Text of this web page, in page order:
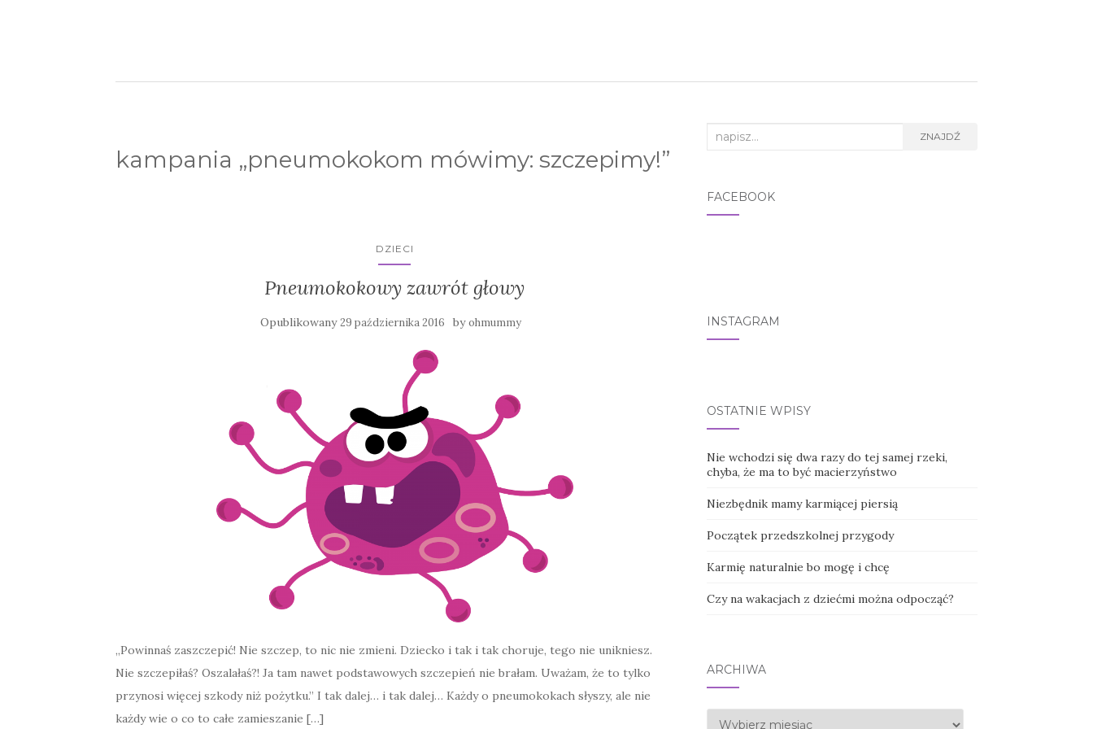
kampania „pneumokokom mówimy: szczepimy!”
DZIECI
Pneumokokowy zawrót głowy
Opublikowany29 października 2016 byohmummy
„Powinnaś zaszczepić! Nie szczep, to nic nie zmieni. Dziecko i tak i tak choruje, tego nie unikniesz.
Nie szczepiłaś? Oszalałaś?! Ja tam nawet podstawowych szczepień nie brałam. Uważam, że to tylko
przynosi więcej szkody niż pożytku.” I tak dalej… i tak dalej… Każdy o pneumokokach słyszy, ale nie
każdy wie o co to całe zamieszanie […]
Search for: ZNAJDŹ
FACEBOOK
INSTAGRAM
OSTATNIE WPISY
Nie wchodzi się dwa razy do tej samej rzeki,
chyba, że ma to być macierzyństwo
Niezbędnik mamy karmiącej piersią
Początek przedszkolnej przygody
Karmię naturalnie bo mogę i chcę
Czy na wakacjach z dziećmi można odpocząć?
ARCHIWA
Archiwa